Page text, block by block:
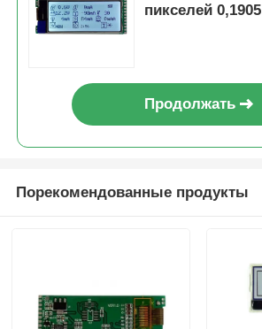
пикселей
Продолжать
Порекомендованные продукты